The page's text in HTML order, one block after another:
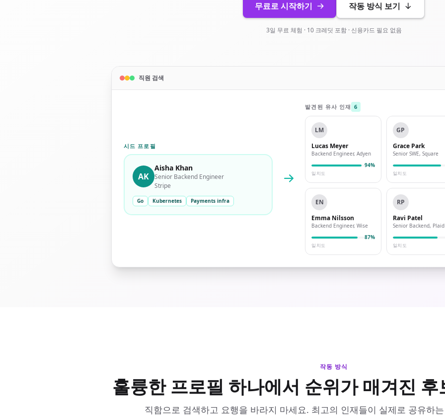
무료로 시작하기 작동 방식 보기
3일 무료 체험 · 10 크레딧 포함 · 신용카드 필요 없음
직원 검색
시드 프로필
AK
Aisha Khan
Senior Backend Engineer
Stripe
Go Kubernetes Payments infra
발견된 유사 인재 6
LM
Lucas Meyer
Backend Engineer, Adyen
94%
일치도
GP
Grace Park
Senior SWE, Square
일치도
EN
Emma Nilsson
Backend Engineer, Wise
87%
일치도
RP
Ravi Patel
Senior Backend, Plaid
일치도
작동 방식
훌륭한 프로필 하나에서 순위가 매겨진
직함으로 검색하고 요행을 바라지 마세요. 최고의 인재들이 실제로 공유하